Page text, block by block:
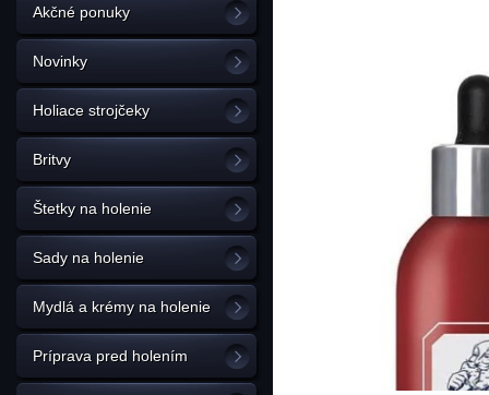
Akčné ponuky
Novinky
Holiace strojčeky
Britvy
Štetky na holenie
Sady na holenie
Mydlá a krémy na holenie
Príprava pred holením